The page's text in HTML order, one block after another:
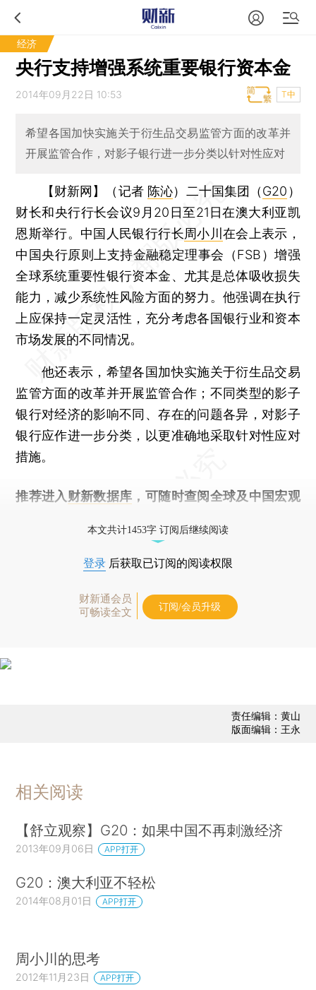
经济
央行支持增强系统重要银行资本金
2014年09月22日 10:53 T中
希望各国加快实施关于衍生品交易监管方面的改革并
开展监管合作，对影子银行进一步分类以针对性应对
【财新网】（记者 陈沁） 二十国集团（G20 ）
财长和央行行长会议9月20日至21日在澳大利亚凯
恩斯举行。中国人民银行行长周小川 在会上表示，
中国央行原则上支持金融稳定理事会（FSB）增强
全球系统重要性银行资本金、尤其是总体吸收损失
能力，减少系统性风险方面的努力。他强调在执行
上应保持一定灵活性，充分考虑各国银行业和资本
市场发展的不同情况。
他还表示，希望各国加快实施关于衍生品交易
监管方面的改革并开展监管合作；不同类型的影子
银行对经济的影响不同、存在的问题各异，对影子
银行应作进一步分类，以更准确地采取针对性应对
措施。
推荐进入 财新数据库 ，可随时查阅全球及中国宏观
本文共计1453字 订阅后继续阅读
登录 后获取已订阅的阅读权限
财新通会员
可畅读全文
订阅/会员升级
责任编辑：黄山
版面编辑：王永
相关阅读
【舒立观察】G20：如果中国不再刺激经济
2013年09月06日 APP打开
G20：澳大利亚不轻松
2014年08月01日 APP打开
周小川的思考
2012年11月23日 APP打开